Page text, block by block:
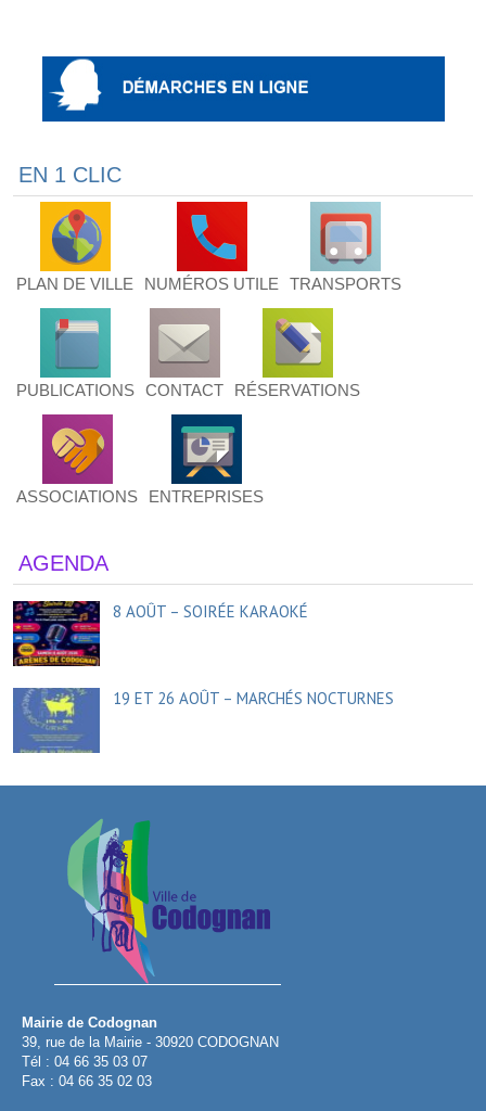
EN 1 CLIC
PLAN DE VILLE NUMÉROS UTILE TRANSPORTS
PUBLICATIONS CONTACT RÉSERVATIONS
ASSOCIATIONS ENTREPRISES
AGENDA
8 AOÛT – SOIRÉE KARAOKÉ
19 ET 26 AOÛT – MARCHÉS NOCTURNES
Mairie de Codognan
39, rue de la Mairie - 30920 CODOGNAN
Tél : 04 66 35 03 07
Fax : 04 66 35 02 03